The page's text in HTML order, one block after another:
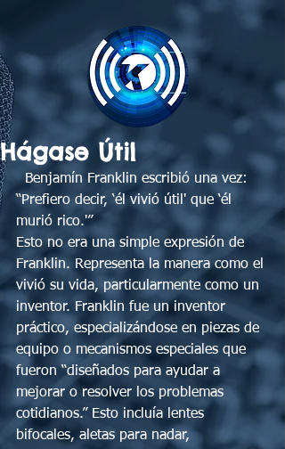
Hágase Útil
  Benjamín Franklin escribió una vez:
“Prefiero decir, ‘él vivió útil' que ‘él
murió rico.'”
Esto no era una simple expresión de
Franklin. Representa la manera como el
vivió su vida, particularmente como un
inventor. Franklin fue un inventor
práctico, especializándose en piezas de
equipo o mecanismos especiales que
fueron “diseñados para ayudar a
mejorar o resolver los problemas
cotidianos.” Esto incluía lentes
bifocales, aletas para nadar,